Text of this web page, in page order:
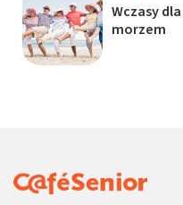
Wczasy
morzem